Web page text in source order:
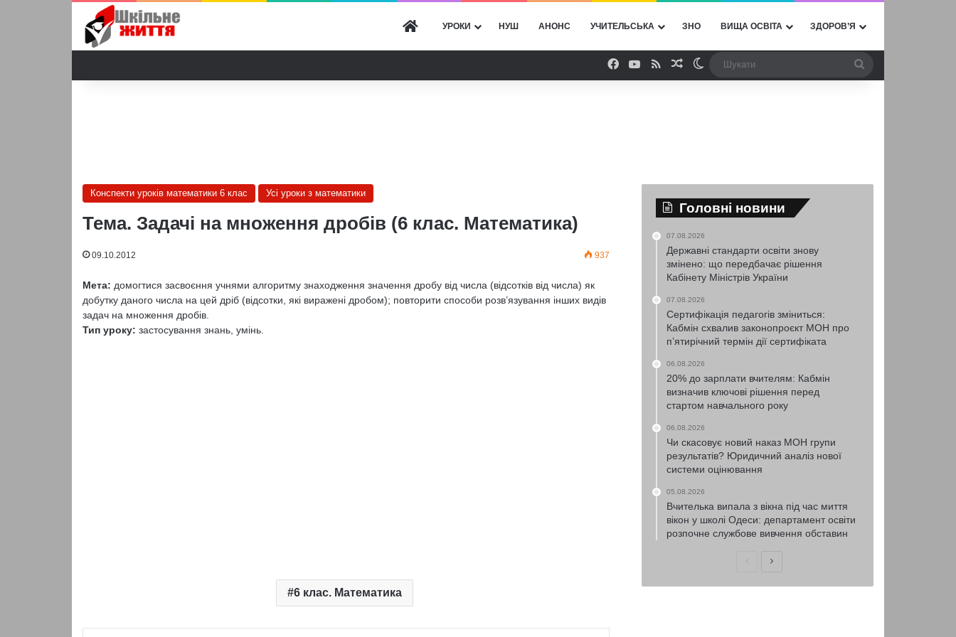
ГОЛОВНА
УРОКИ НУШ АНОНС УЧИТЕЛЬСЬКА ЗНО ВИЩА ОСВІТА ЗДОРОВ’Я
Facebook
YouTube
RSSВипадкова стаття
Switch skin
Конспекти уроків математики 6 клас Усі уроки з математики
Тема. Задачі на множення дробів (6 клас. Математика)
09.10.2012 937
Мета: домогтися засвоєння учнями алгоритму знаходження значення дробу від числа (відсотків від числа) як
добутку даного числа на цей дріб (відсотки, які виражені дробом); повторити способи розв’язування інших видів
задач на множення дробів.
Тип уроку: застосування знань, умінь.
6 клас. Математика
Головні новини
07.08.2026
Державні стандарти освіти знову
змінено: що передбачає рішення
Кабінету Міністрів України
07.08.2026
Сертифікація педагогів зміниться:
Кабмін схвалив законопроєкт МОН про
п’ятирічний термін дії сертифіката
06.08.2026
20% до зарплати вчителям: Кабмін
визначив ключові рішення перед
стартом навчального року
06.08.2026
Чи скасовує новий наказ МОН групи
результатів? Юридичний аналіз нової
системи оцінювання
05.08.2026
Вчителька випала з вікна під час миття
вікон у школі Одеси: департамент освіти
розпочне службове вивчення обставин
ПопередняНаступна